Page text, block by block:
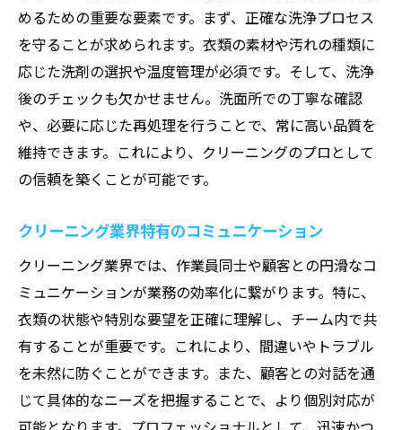
めるための重要な要素です。まず、正確な洗浄プロセス
を守ることが求められます。衣類の素材や汚れの種類に
応じた洗剤の選択や温度管理が必須です。そして、洗浄
後のチェックも欠かせません。洗面所での丁寧な確認
や、必要に応じた再処理を行うことで、常に高い品質を
維持できます。これにより、クリーニングのプロとして
の信頼を築くことが可能です。
クリーニング業界特有のコミュニケーション
クリーニング業界では、作業員同士や顧客との円滑なコ
ミュニケーションが業務の効率化に繋がります。特に、
衣類の状態や特別な要望を正確に理解し、チーム内で共
有することが重要です。これにより、間違いやトラブル
を未然に防ぐことができます。また、顧客との対話を通
じて具体的なニーズを把握することで、より個別対応が